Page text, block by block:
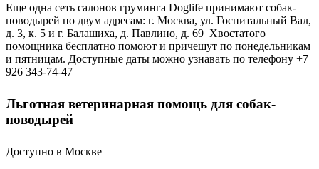
Еще одна сеть салонов груминга Doglife принимают собак-
поводырей по двум адресам: г. Москва, ул. Госпитальный Вал,
д. 3, к. 5 и г. Балашиха, д. Павлино, д. 69 Хвостатого
помощника бесплатно помоют и причешут по понедельникам
и пятницам. Доступные даты можно узнавать по телефону +7
926 343-74-47
Льготная ветеринарная помощь для собак-
поводырей
Доступно в Москве